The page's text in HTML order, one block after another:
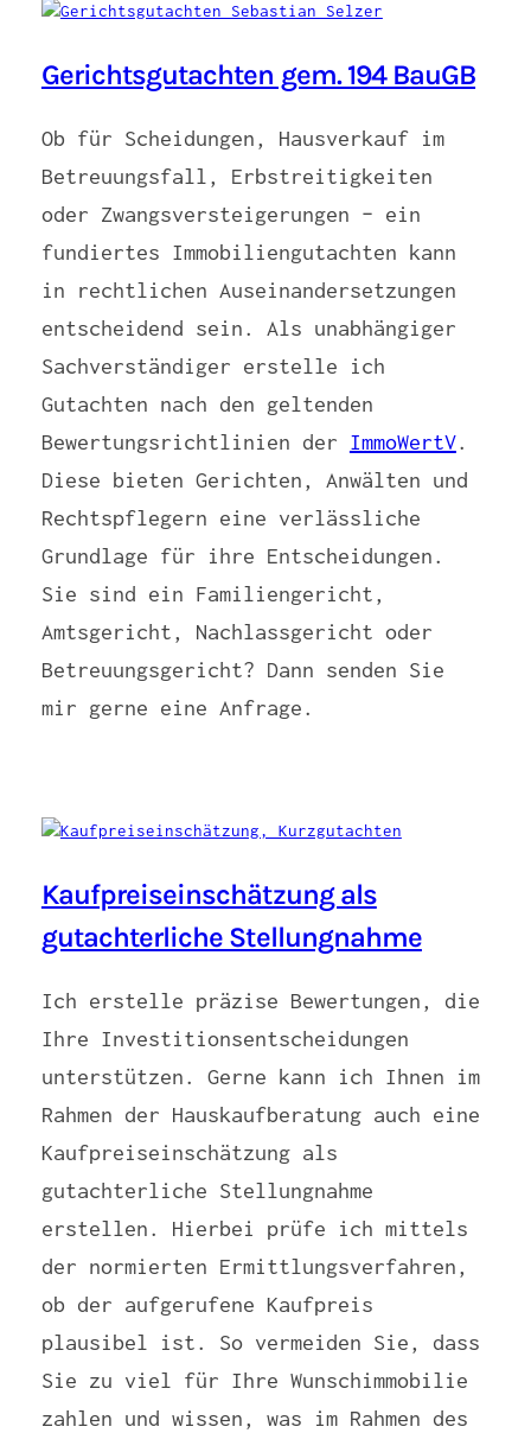
Gerichtsgutachten gem. 194 BauGB
Ob für Scheidungen, Hausverkauf im
Betreuungsfall, Erbstreitigkeiten
oder Zwangsversteigerungen – ein
fundiertes Immobiliengutachten kann
in rechtlichen Auseinandersetzungen
entscheidend sein. Als unabhängiger
Sachverständiger erstelle ich
Gutachten nach den geltenden
Bewertungsrichtlinien der ImmoWertV.
Diese bieten Gerichten, Anwälten und
Rechtspflegern eine verlässliche
Grundlage für ihre Entscheidungen.
Sie sind ein Familiengericht,
Amtsgericht, Nachlassgericht oder
Betreuungsgericht? Dann senden Sie
mir gerne eine Anfrage.
Kaufpreiseinschätzung als
gutachterliche Stellungnahme
Ich erstelle präzise Bewertungen, die
Ihre Investitionsentscheidungen
unterstützen. Gerne kann ich Ihnen im
Rahmen der Hauskaufberatung auch eine
Kaufpreiseinschätzung als
gutachterliche Stellungnahme
erstellen. Hierbei prüfe ich mittels
der normierten Ermittlungsverfahren,
ob der aufgerufene Kaufpreis
plausibel ist. So vermeiden Sie, dass
Sie zu viel für Ihre Wunschimmobilie
zahlen und wissen, was im Rahmen des